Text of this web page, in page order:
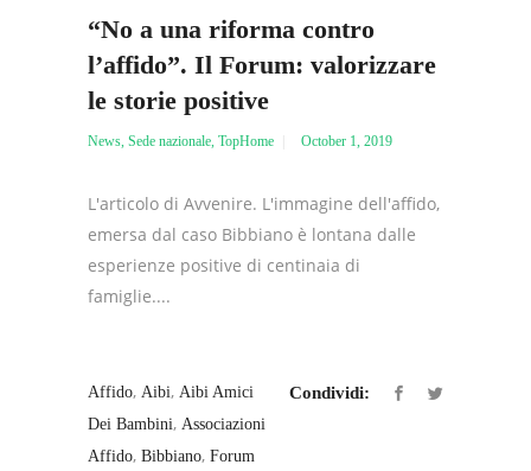
“No a una riforma contro
l’affido”. Il Forum: valorizzare
le storie positive
News Sede nazionale TopHome October 1, 2019
L'articolo di Avvenire. L'immagine dell'affido,
emersa dal caso Bibbiano è lontana dalle
esperienze positive di centinaia di
famiglie....
Affido, Aibi, Aibi Amici
Dei Bambini, Associazioni
Affido, Bibbiano, Forum
Condividi: